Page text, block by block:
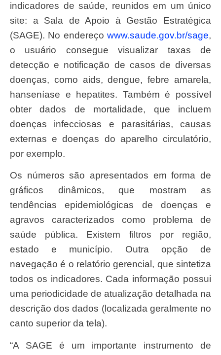
indicadores de saúde, reunidos em um único
site: a Sala de Apoio à Gestão Estratégica
(SAGE). No endereço www.saude.gov.br/sage,
o usuário consegue visualizar taxas de
detecção e notificação de casos de diversas
doenças, como aids, dengue, febre amarela,
hanseníase e hepatites. Também é possível
obter dados de mortalidade, que incluem
doenças infecciosas e parasitárias, causas
externas e doenças do aparelho circulatório,
por exemplo.
Os números são apresentados em forma de
gráficos dinâmicos, que mostram as
tendências epidemiológicas de doenças e
agravos caracterizados como problema de
saúde pública. Existem filtros por região,
estado e município. Outra opção de
navegação é o relatório gerencial, que sintetiza
todos os indicadores. Cada informação possui
uma periodicidade de atualização detalhada na
descrição dos dados (localizada geralmente no
canto superior da tela).
“A SAGE é um importante instrumento de